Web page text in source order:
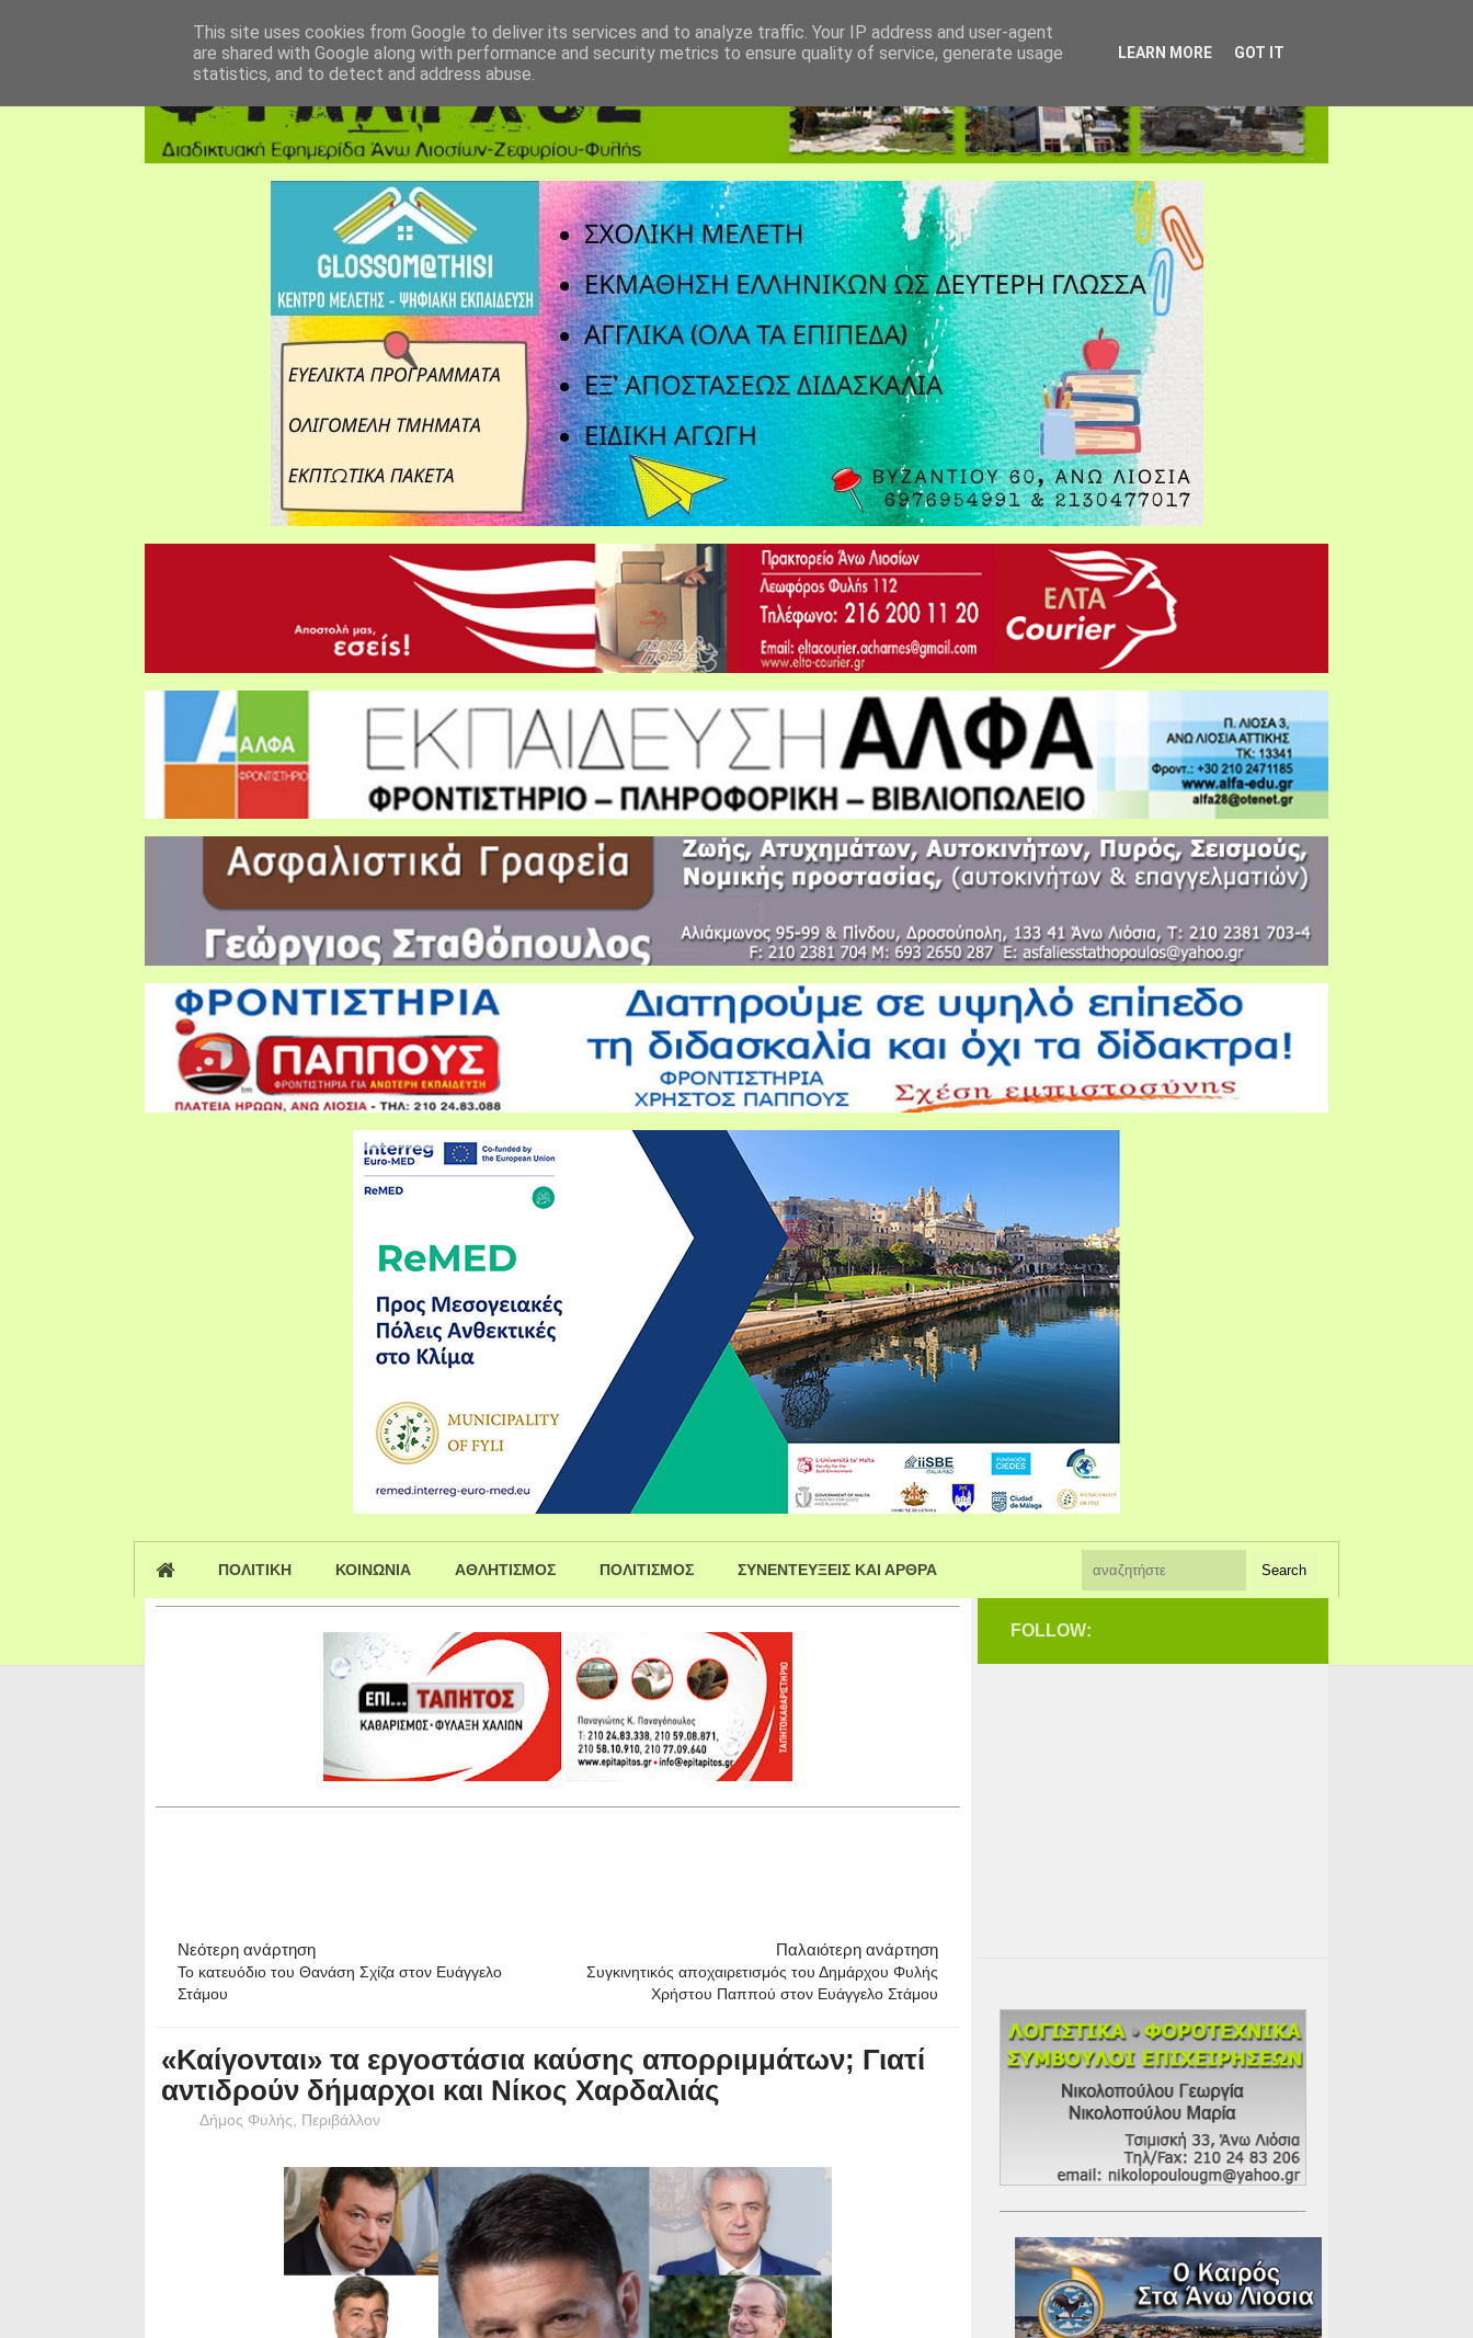
ΠΟΛΙΤΙΚΗ ΚΟΙΝΩΝΙΑ ΑΘΛΗΤΙΣΜΟΣ ΠΟΛΙΤΙΣΜΟΣ ΣΥΝΕΝΤΕΥΞΕΙΣ ΚΑΙ ΑΡΘΡΑ
Νεότερη ανάρτηση
Το κατευόδιο του Θανάση Σχίζα στον Ευάγγελο
Στάμου
Παλαιότερη ανάρτηση
Συγκινητικός αποχαιρετισμός του Δημάρχου Φυλής
Χρήστου Παππού στον Ευάγγελο Στάμου
«Καίγονται» τα εργοστάσια καύσης απορριμμάτων; Γιατί
αντιδρούν δήμαρχοι και Νίκος Χαρδαλιάς
Δήμος Φυλής Περιβάλλον
FOLLOW:
This site uses cookies from Google to deliver its services and to analyze traffic. Your IP address and user-agent
are shared with Google along with performance and security metrics to ensure quality of service, generate usage
statistics, and to detect and address abuse.
LEARN MORE GOT IT